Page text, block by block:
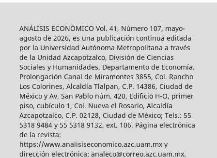
ANÁLISIS ECONÓMICO Vol. 41, Número 107, mayo-
agosto de 2026, es una publicación continua editada
por la Universidad Autónoma Metropolitana a través
de la Unidad Azcapotzalco, División de Ciencias
Sociales y Humanidades, Departamento de Economía.
Prolongación Canal de Miramontes 3855, Col. Rancho
Los Colorines, Alcaldía Tlalpan, C.P. 14386, Ciudad de
México y Av. San Pablo núm. 420, Edificio H-O, primer
piso, cubículo 1, Col. Nueva el Rosario, Alcaldía
Azcapotzalco, C.P. 02128, Ciudad de México; Tels.: 55
5318 9484 y 55 5318 9132, ext. 106. Página electrónica
de la revista:
https://www.analisiseconomico.azc.uam.mx y
dirección electrónica: analeco@correo.azc.uam.mx.